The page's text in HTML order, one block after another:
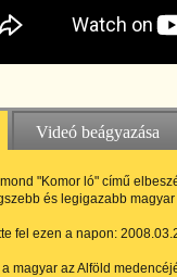
Videó beágyazása
"Komor ló" című
és legigazabb
fel ezen a napon:
a magyar az Alföld